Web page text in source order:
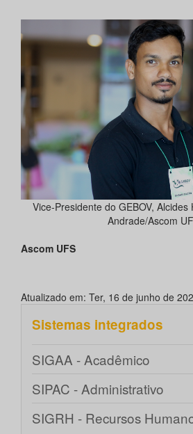
Vice-Presidente do GEBOV,
Andrade/Ascom
Ascom UFS
Atualizado em: Ter, 16 de junho de
Sistemas integrados
SIGAA - Acadêmico
SIPAC - Administrativo
SIGRH - Recursos